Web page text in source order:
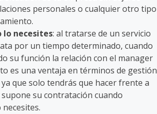
personales o cualquier otro tipo
lo necesites: al tratarse de un servicio
por un tiempo determinado, cuando
su función la relación con el manager
es una ventaja en términos de gestión
que solo tendrás que hacer frente a
su contratación cuando